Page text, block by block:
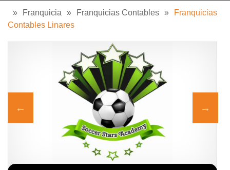
» Franquicia » Franquicias Contables »
Franquicias
Contables Linares